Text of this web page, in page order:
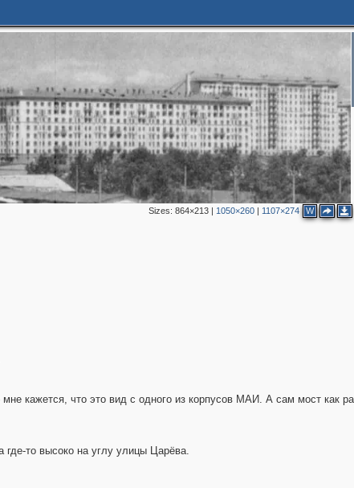
Sizes: 864×213| 1050×260| 1107×274 W
кажется, что это вид с одного из корпусов МАИ. А сам мост как
где-то высоко на углу улицы Царёва.